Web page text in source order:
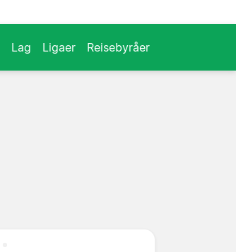
Lag Ligaer Reisebyråer